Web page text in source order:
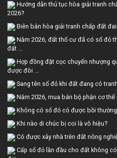
Hướng dẫn thủ tục hòa giải tranh
2026?
Biên bản hòa giải tranh chấp đất
Năm 2026, đất thổ cư đã có sổ đỏ
đất ...
Hợp đồng đặt cọc chuyển nhượng
được đòi ...
Sang tên sổ đỏ khi đất đang có
Năm 2026, mua bán bộ phận cơ
Không có sổ đỏ có được bồi
Khi nào di chúc bị coi là vô hiệu?
Có được xây nhà trên đất nông
Cấp sổ đỏ lần đầu cho đất không